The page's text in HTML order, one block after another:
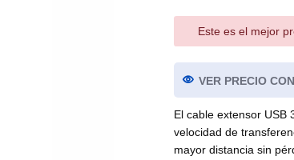
Este es el mejor
VER PRECIO
El cable extensor USB
velocidad de
mayor distancia sin